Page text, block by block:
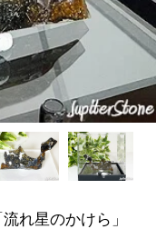
れ星のかけら」